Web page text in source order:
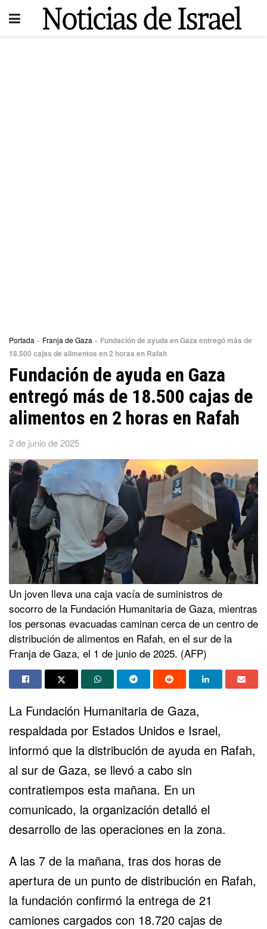
Portada » Franja de Gaza » Fundación de ayuda en Gaza entregó más de
18.500 cajas de alimentos en 2 horas en Rafah
Fundación de ayuda en Gaza
entregó más de 18.500 cajas de
alimentos en 2 horas en Rafah
2 de junio de 2025
Un joven lleva una caja vacía de suministros de
socorro de la Fundación Humanitaria de Gaza, mientras
los personas evacuadas caminan cerca de un centro de
distribución de alimentos en Rafah, en el sur de la
Franja de Gaza, el 1 de junio de 2025. (AFP)
La Fundación Humanitaria de Gaza,
respaldada por Estados Unidos e Israel,
informó que la distribución de ayuda en Rafah,
al sur de Gaza, se llevó a cabo sin
contratiempos esta mañana. En un
comunicado, la organización detalló el
desarrollo de las operaciones en la zona.
A las 7 de la mañana, tras dos horas de
apertura de un punto de distribución en Rafah,
la fundación confirmó la entrega de 21
camiones cargados con 18.720 cajas de